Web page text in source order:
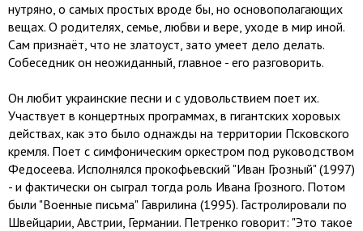
нутряно, о самых простых вроде бы, но основополагающих
вещах. О родителях, семье, любви и вере, уходе в мир иной.
Сам признаёт, что не златоуст, зато умеет дело делать.
Собеседник он неожиданный, главное - его разговорить.
Он любит украинские песни и с удовольствием поет их.
Участвует в концертных программах, в гигантских хоровых
действах, как это было однажды на территории Псковского
кремля. Поет с симфоническим оркестром под руководством
Федосеева. Исполнялся прокофьевский "Иван Грозный" (1997)
- и фактически он сыграл тогда роль Ивана Грозного. Потом
были "Военные письма" Гаврилина (1995). Гастролировали по
Швейцарии, Австрии, Германии. Петренко говорит: "Это такое